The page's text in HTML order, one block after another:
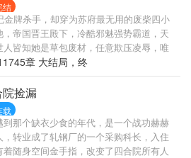
结
金牌杀手，却穿为苏府最无用的废柴四小
，帝国晋王殿下，冷酷邪魅强势霸道，天
人皆知她是草包废材，任意欺压凌辱，唯
对她强势霸道纠缠誓死不放手。且看他
与强者碰撞，上演一出追逐与被追逐的好
章 大结局，终
捡漏
载
到那个缺衣少食的年代，是一个战功赫赫
，转业成了轧钢厂的一个采购科长，入住
着随身空间金手指，改变了四合院所有人